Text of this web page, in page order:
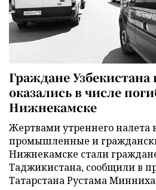
Граждане
оказались в числе
Нижнекамске
Жертвами утреннего налета
промышленные и
Нижнекамске стали
Таджикистана, сообщили в
Татарстана Рустама